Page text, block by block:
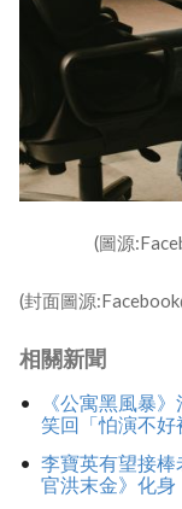
(圖源
(封面圖源
相關新聞
《公寓黑風暴
笑回「怕演不
李寶英有望接
官洪末金》化